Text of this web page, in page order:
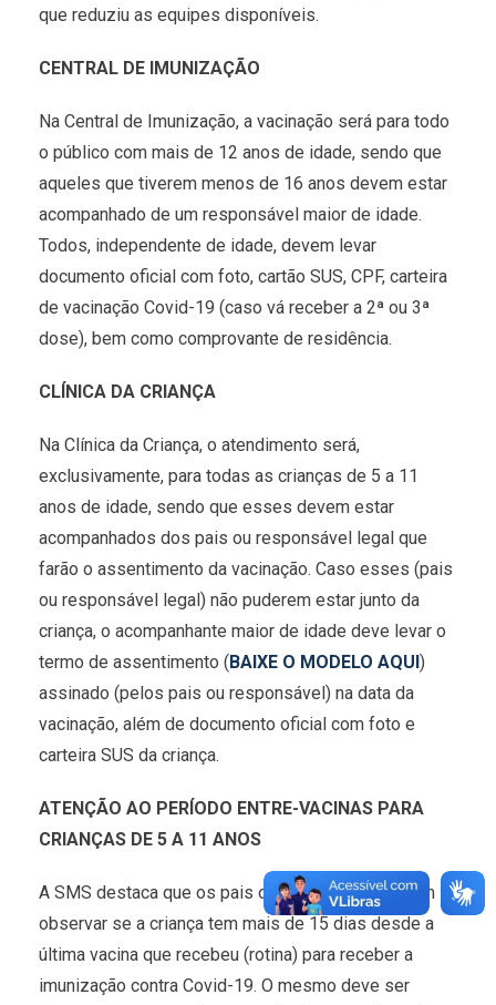
que reduziu as equipes disponíveis.
CENTRAL DE IMUNIZAÇÃO
Na Central de Imunização, a vacinação será para todo
o público com mais de 12 anos de idade, sendo que
aqueles que tiverem menos de 16 anos devem estar
acompanhado de um responsável maior de idade.
Todos, independente de idade, devem levar
documento oficial com foto, cartão SUS, CPF, carteira
de vacinação Covid-19 (caso vá receber a 2ª ou 3ª
dose), bem como comprovante de residência.
CLÍNICA DA CRIANÇA
Na Clínica da Criança, o atendimento será,
exclusivamente, para todas as crianças de 5 a 11
anos de idade, sendo que esses devem estar
acompanhados dos pais ou responsável legal que
farão o assentimento da vacinação. Caso esses (pais
ou responsável legal) não puderem estar junto da
criança, o acompanhante maior de idade deve levar o
termo de assentimento ( BAIXE O MODELO AQUI )
assinado (pelos pais ou responsável) na data da
vacinação, além de documento oficial com foto e
carteira SUS da criança.
ATENÇÃO AO PERÍODO ENTRE-VACINAS PARA
CRIANÇAS DE 5 A 11 ANOS
A SMS destaca que os pais ou responsável devem
observar se a criança tem mais de 15 dias desde a
última vacina que recebeu (rotina) para receber a
imunização contra Covid-19. O mesmo deve ser